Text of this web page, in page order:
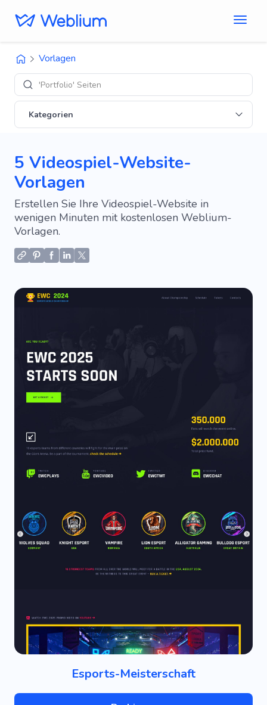
Vorlagen
'Portfolio' Seiten
Kategorien
5 Videospiel-Website-
Vorlagen
Erstellen Sie Ihre Videospiel-Website in
wenigen Minuten mit kostenlosen Weblium-
Vorlagen.
Esports-Meisterschaft